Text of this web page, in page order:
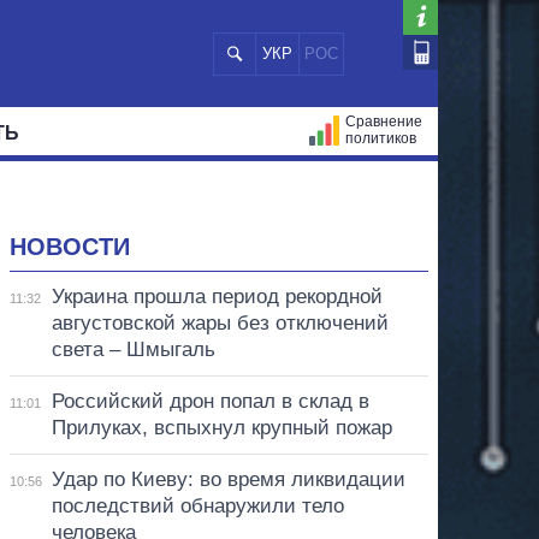
УКР РОС
Сравнение
политиков
НОВОСТИ
11:32
Украина прошла период рекордной
августовской жары без отключений
света – Шмыгаль
11:01
Российский дрон попал в склад в
Прилуках, вспыхнул крупный пожар
10:56
Удар по Киеву: во время ликвидации
последствий обнаружили тело
человека